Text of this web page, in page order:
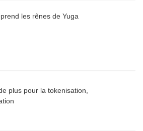
les rênes de Yuga
plus pour la tokenisation,